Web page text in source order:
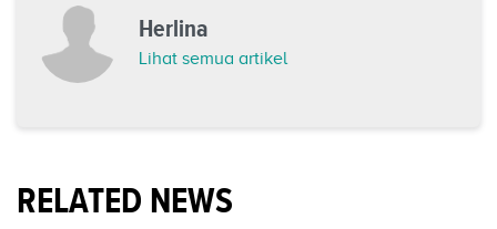
Herlina
Lihat semua artikel
RELATED NEWS